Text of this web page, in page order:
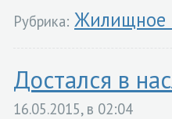
Рубрика: Жилищное
Достался в
16.05.2015, в 02:04